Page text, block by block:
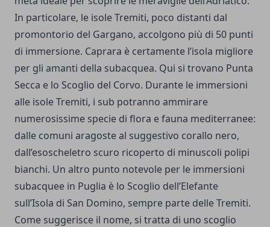
In particolare, le isole Tremiti, poco distanti dal
promontorio del Gargano, accolgono più di 50 punti
di immersione. Caprara è certamente l’isola migliore
per gli amanti della subacquea. Qui si trovano Punta
Secca e lo Scoglio del Corvo. Durante le immersioni
alle isole Tremiti, i sub potranno ammirare
numerosissime specie di flora e fauna mediterranee:
dalle comuni aragoste al suggestivo corallo nero,
dall’esoscheletro scuro ricoperto di minuscoli polipi
bianchi. Un altro punto notevole per le immersioni
subacquee in Puglia è lo Scoglio dell’Elefante
sull’Isola di San Domino, sempre parte delle Tremiti.
Come suggerisce il nome, si tratta di uno scoglio